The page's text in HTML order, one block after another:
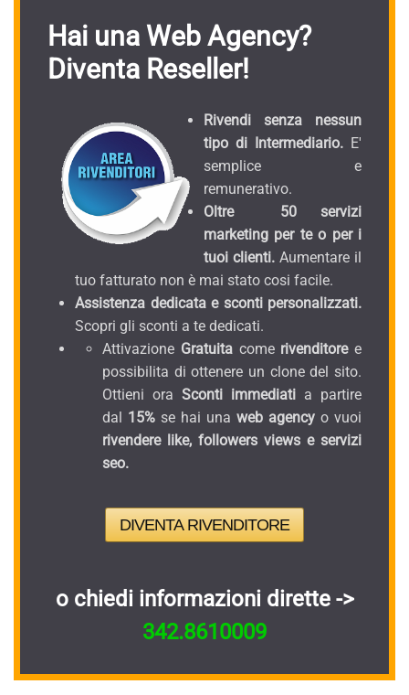
Hai una Web Agency?
Diventa Reseller!
Rivendi senza nessun
tipo di Intermediario. E'
semplice e
remunerativo.
Oltre 50 servizi
marketing per te o per i
tuoi clienti. Aumentare il
tuo fatturato non è mai stato cosi facile.
Assistenza dedicata e sconti personalizzati.
Scopri gli sconti a te dedicati.
Attivazione Gratuitacomerivenditoree
possibilita di ottenere un clone del sito.
Ottieni ora Sconti immediati a partire
dal 15% se hai una web agency o vuoi
rivendere like, followers views e servizi
seo.
DIVENTA RIVENDITORE
o chiedi informazioni dirette ->
342.8610009